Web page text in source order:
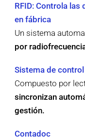
RFID: Controla
en fábrica
Un sistema
por
Sistema de
Compuesto por
sincronizan
gestión.
Contadoc